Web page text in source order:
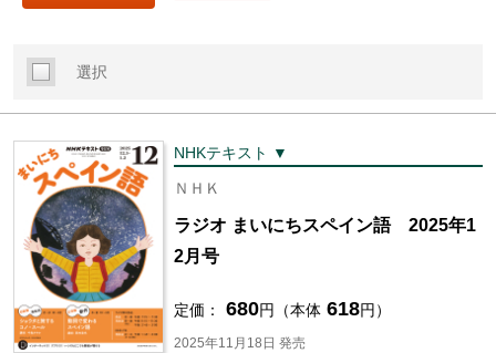
選択
NHKテキスト ▼
ＮＨＫ
ラジオ まいにちスペイン語 2025年1
2月号
定価： 680円（本体 618円）
2025年11月18日 発売